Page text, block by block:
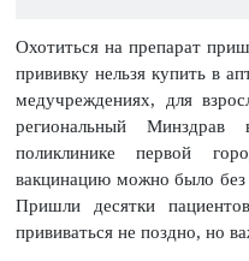
Охотиться на препарат
прививку нельзя купить в
медучреждениях, для
региональный
поликлинике первой
вакцинацию можно было без
Пришли десятки
прививаться не поздно, но